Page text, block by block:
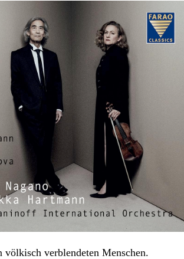
verblendeten Menschen.